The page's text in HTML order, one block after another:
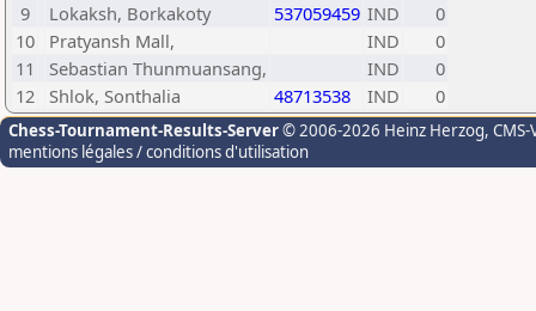
9
Lokaksh, Borkakoty 537059459 IND
0
10
Pratyansh Mall, IND
0
11
Sebastian Thunmuansang, IND
0
12
Shlok, Sonthalia 48713538 IND 0
Chess-Tournament-Results-Server© 2006-2026 Heinz Herzog,
mentions légales / conditions d'utilisation